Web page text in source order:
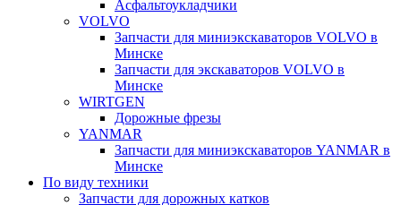
Асфальтоукладчики
VOLVO
Запчасти для миниэкскаваторов VOLVO в
Минске
Запчасти для экскаваторов VOLVO в
Минске
WIRTGEN
Дорожные фрезы
YANMAR
Запчасти для миниэкскаваторов YANMAR в
Минске
По виду техники
Запчасти для дорожных катков